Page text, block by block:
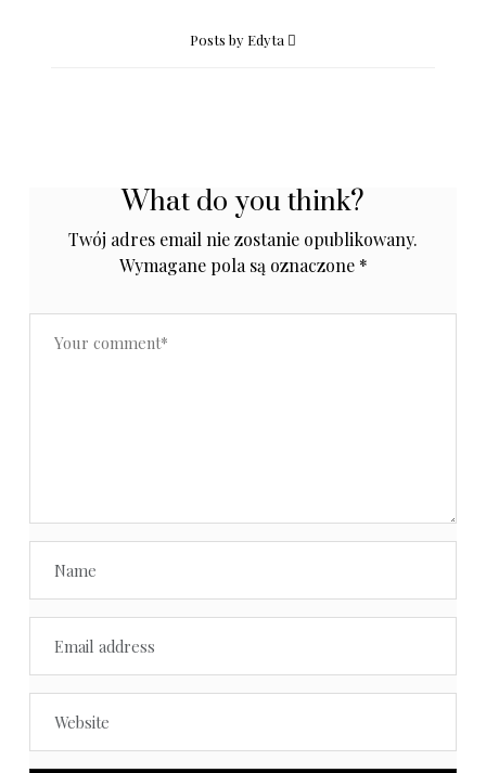
Posts by Edyta
What do you think?
Twój adres email nie zostanie opublikowany.
Wymagane pola są oznaczone *